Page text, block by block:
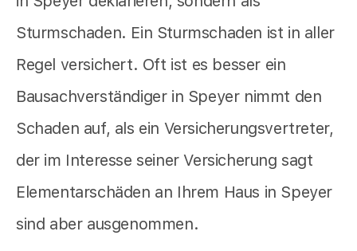
Sturmschaden. Ein Sturmschaden ist in aller
Regel versichert. Oft ist es besser ein
Bausachverständiger in Speyer nimmt den
Schaden auf, als ein Versicherungsvertreter,
der im Interesse seiner Versicherung sagt
Elementarschäden an Ihrem Haus in Speyer
sind aber ausgenommen.